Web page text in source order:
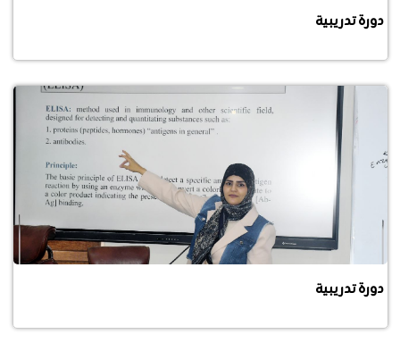
دورة تدريبية
دورة تدريبية